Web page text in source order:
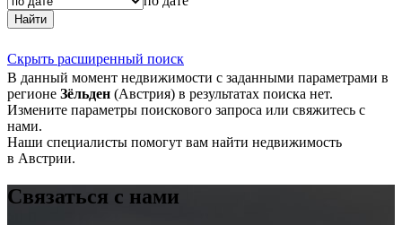
Найти
Скрыть расширенный поиск
В данный момент недвижимости с заданными параметрами в
регионе Зёльден (Австрия) в результатах поиска нет.
Измените параметры поискового запроса или свяжитесь с
нами.
Наши специалисты помогут вам найти недвижимость
в Австрии.
Связаться с нами